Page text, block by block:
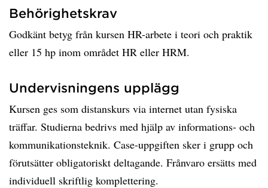
Behörighetskrav
Godkänt betyg från kursen HR-arbete i teori och praktik
eller 15 hp inom området HR eller HRM.
Undervisningens upplägg
Kursen ges som distanskurs via internet utan fysiska
träffar. Studierna bedrivs med hjälp av informations- och
kommunikationsteknik. Case-uppgiften sker i grupp och
förutsätter obligatoriskt deltagande. Frånvaro ersätts med
individuell skriftlig komplettering.